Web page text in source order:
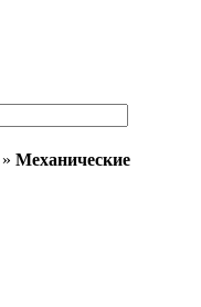
» Механические